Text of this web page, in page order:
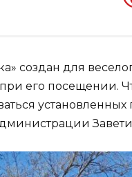
создан для
его посещении.